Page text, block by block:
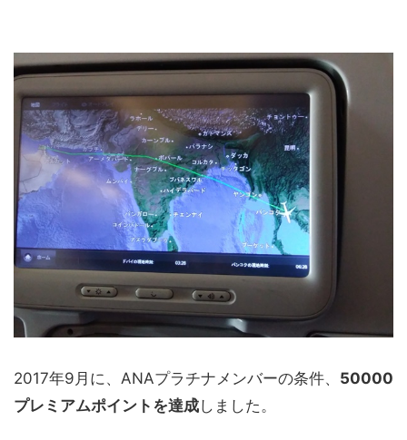
2017年9月に、ANAプラチナメンバーの条件、 50000
プレミアムポイントを達成しました。